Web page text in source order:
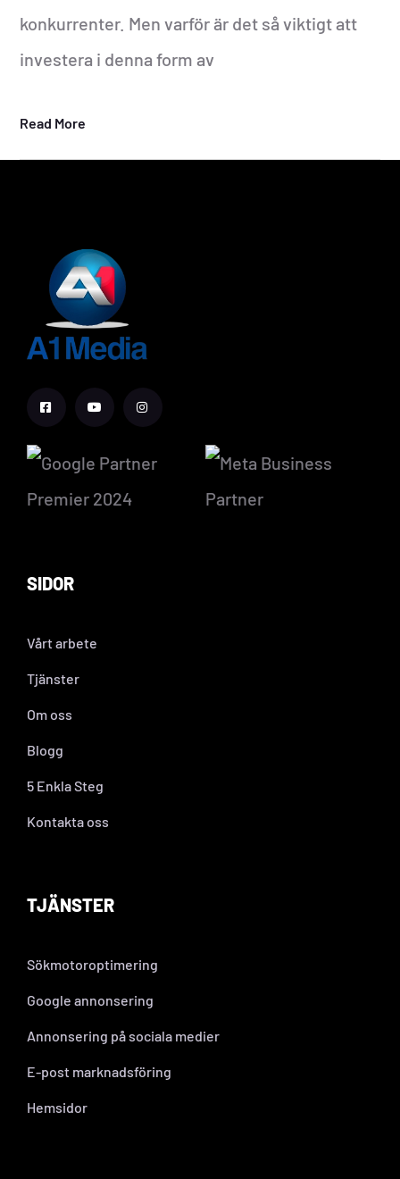
konkurrenter. Men varför är det så viktigt att
investera i denna form av
Read More
SIDOR
Vårt arbete
Tjänster
Om oss
Blogg
5 Enkla Steg
Kontakta oss
TJÄNSTER
Sökmotoroptimering
Google annonsering
Annonsering på sociala medier
E-post marknadsföring
Hemsidor